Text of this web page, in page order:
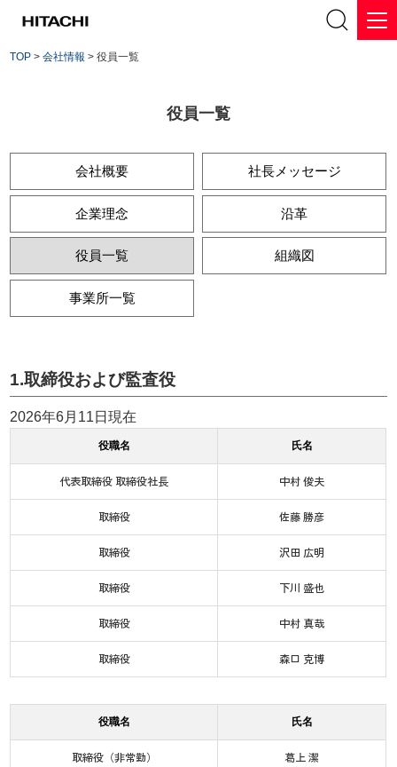
TOP >会社情報 > 役員一覧
役員一覧
会社概要 社長メッセージ
企業理念 沿革
役員一覧 組織図
事業所一覧
1.取締役および監査役
2026年6月11日現在
役職名 氏名
代表取締役 取締役社長 中村 俊夫
取締役 佐藤 勝彦
取締役 沢田 広明
取締役 下川 盛也
取締役 中村 真哉
取締役 森口 克博
役職名 氏名
取締役（非常勤） 葛󠄀上 潔